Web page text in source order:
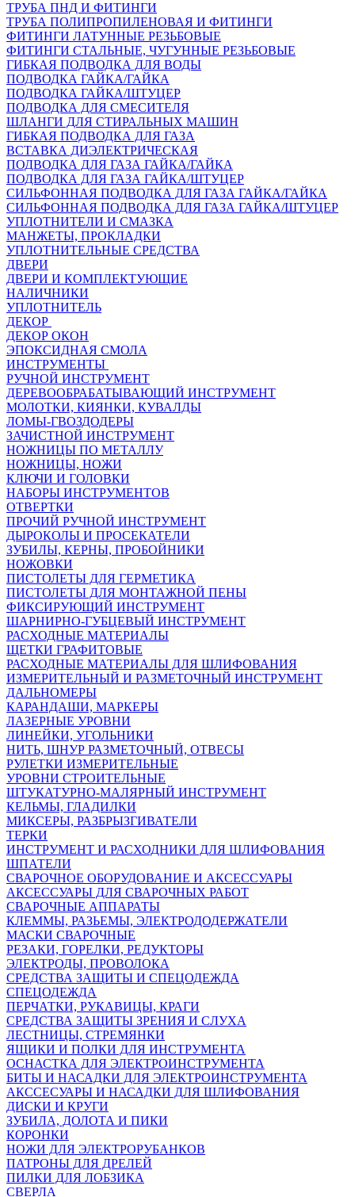
ТРУБА ПНД И ФИТИНГИ
ТРУБА ПОЛИПРОПИЛЕНОВАЯ И ФИТИНГИ
ФИТИНГИ ЛАТУННЫЕ РЕЗЬБОВЫЕ
ФИТИНГИ СТАЛЬНЫЕ, ЧУГУННЫЕ РЕЗЬБОВЫЕ
ГИБКАЯ ПОДВОДКА ДЛЯ ВОДЫ
ПОДВОДКА ГАЙКА/ГАЙКА
ПОДВОДКА ГАЙКА/ШТУЦЕР
ПОДВОДКА ДЛЯ СМЕСИТЕЛЯ
ШЛАНГИ ДЛЯ СТИРАЛЬНЫХ МАШИН
ГИБКАЯ ПОДВОДКА ДЛЯ ГАЗА
ВСТАВКА ДИЭЛЕКТРИЧЕСКАЯ
ПОДВОДКА ДЛЯ ГАЗА ГАЙКА/ГАЙКА
ПОДВОДКА ДЛЯ ГАЗА ГАЙКА/ШТУЦЕР
СИЛЬФОННАЯ ПОДВОДКА ДЛЯ ГАЗА ГАЙКА/ГАЙКА
СИЛЬФОННАЯ ПОДВОДКА ДЛЯ ГАЗА ГАЙКА/ШТУЦЕР
УПЛОТНИТЕЛИ И СМАЗКА
МАНЖЕТЫ, ПРОКЛАДКИ
УПЛОТНИТЕЛЬНЫЕ СРЕДСТВА
ДВЕРИ
ДВЕРИ И КОМПЛЕКТУЮЩИЕ
НАЛИЧНИКИ
УПЛОТНИТЕЛЬ
ДЕКОР
ДЕКОР ОКОН
ЭПОКСИДНАЯ СМОЛА
ИНСТРУМЕНТЫ
РУЧНОЙ ИНСТРУМЕНТ
ДЕРЕВООБРАБАТЫВАЮЩИЙ ИНСТРУМЕНТ
МОЛОТКИ, КИЯНКИ, КУВАЛДЫ
ЛОМЫ-ГВОЗДОДЕРЫ
ЗАЧИСТНОЙ ИНСТРУМЕНТ
НОЖНИЦЫ ПО МЕТАЛЛУ
НОЖНИЦЫ, НОЖИ
КЛЮЧИ И ГОЛОВКИ
НАБОРЫ ИНСТРУМЕНТОВ
ОТВЕРТКИ
ПРОЧИЙ РУЧНОЙ ИНСТРУМЕНТ
ДЫРОКОЛЫ И ПРОСЕКАТЕЛИ
ЗУБИЛЫ, КЕРНЫ, ПРОБОЙНИКИ
НОЖОВКИ
ПИСТОЛЕТЫ ДЛЯ ГЕРМЕТИКА
ПИСТОЛЕТЫ ДЛЯ МОНТАЖНОЙ ПЕНЫ
ФИКСИРУЮЩИЙ ИНСТРУМЕНТ
ШАРНИРНО-ГУБЦЕВЫЙ ИНСТРУМЕНТ
РАСХОДНЫЕ МАТЕРИАЛЫ
ЩЕТКИ ГРАФИТОВЫЕ
РАСХОДНЫЕ МАТЕРИАЛЫ ДЛЯ ШЛИФОВАНИЯ
ИЗМЕРИТЕЛЬНЫЙ И РАЗМЕТОЧНЫЙ ИНСТРУМЕНТ
ДАЛЬНОМЕРЫ
КАРАНДАШИ, МАРКЕРЫ
ЛАЗЕРНЫЕ УРОВНИ
ЛИНЕЙКИ, УГОЛЬНИКИ
НИТЬ, ШНУР РАЗМЕТОЧНЫЙ, ОТВЕСЫ
РУЛЕТКИ ИЗМЕРИТЕЛЬНЫЕ
УРОВНИ СТРОИТЕЛЬНЫЕ
ШТУКАТУРНО-МАЛЯРНЫЙ ИНСТРУМЕНТ
КЕЛЬМЫ, ГЛАДИЛКИ
МИКСЕРЫ, РАЗБРЫЗГИВАТЕЛИ
ТЕРКИ
ИНСТРУМЕНТ И РАСХОДНИКИ ДЛЯ ШЛИФОВАНИЯ
ШПАТЕЛИ
СВАРОЧНОЕ ОБОРУДОВАНИЕ И АКСЕССУАРЫ
АКСЕССУАРЫ ДЛЯ СВАРОЧНЫХ РАБОТ
СВАРОЧНЫЕ АППАРАТЫ
КЛЕММЫ, РАЗЬЕМЫ, ЭЛЕКТРОДОДЕРЖАТЕЛИ
МАСКИ СВАРОЧНЫЕ
РЕЗАКИ, ГОРЕЛКИ, РЕДУКТОРЫ
ЭЛЕКТРОДЫ, ПРОВОЛОКА
СРЕДСТВА ЗАЩИТЫ И СПЕЦОДЕЖДА
СПЕЦОДЕЖДА
ПЕРЧАТКИ, РУКАВИЦЫ, КРАГИ
СРЕДСТВА ЗАЩИТЫ ЗРЕНИЯ И СЛУХА
ЛЕСТНИЦЫ, СТРЕМЯНКИ
ЯЩИКИ И ПОЛКИ ДЛЯ ИНСТРУМЕНТА
ОСНАСТКА ДЛЯ ЭЛЕКТРОИНСТРУМЕНТА
БИТЫ И НАСАДКИ ДЛЯ ЭЛЕКТРОИНСТРУМЕНТА
АКССЕСУАРЫ И НАСАДКИ ДЛЯ ШЛИФОВАНИЯ
ДИСКИ И КРУГИ
ЗУБИЛА, ДОЛОТА И ПИКИ
КОРОНКИ
НОЖИ ДЛЯ ЭЛЕКТРОРУБАНКОВ
ПАТРОНЫ ДЛЯ ДРЕЛЕЙ
ПИЛКИ ДЛЯ ЛОБЗИКА
СВЕРЛА